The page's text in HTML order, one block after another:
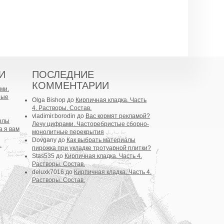
я вам
ПОСЛЕДНИЕ
КОММЕНТАРИИ
Olga Bishop до Кирпичная кладка. Часть
4. Растворы. Состав.
vladimir.borodin до Вас кормят рекламой?
Лечу цифрами. Часторебристые сборно-
монолитные перекрытия
Dovganyдо Как выбрать материалы
пирожка при укладке тротуарной плитки?
Stas535 до Кирпичная кладка. Часть 4.
Растворы. Состав.
deluxk7016доКирпичная кладка. Часть 4.
Растворы. Состав.